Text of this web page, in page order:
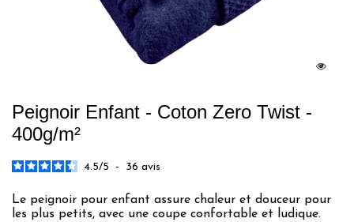
Peignoir Enfant - Coton Zero Twist -
400g/m²
4.5/5 - 36 avis
Le peignoir pour enfant assure chaleur et douceur pour
les plus petits, avec une coupe confortable et ludique.